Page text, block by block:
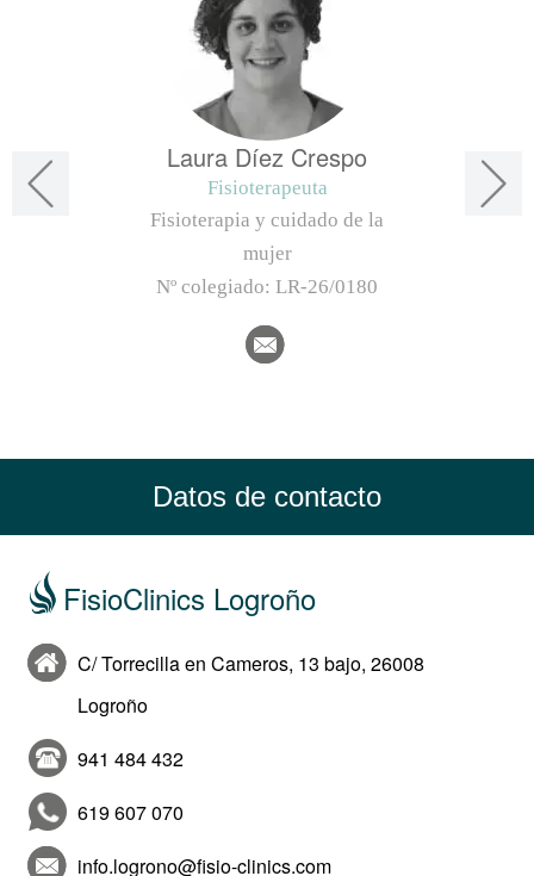
Laura Díez Crespo
Fisioterapeuta
Fisioterapia y cuidado de la
mujer
Nº colegiado: LR-26/0180
Datos de contacto
FisioClinics Logroño
C/ Torrecilla en Cameros, 13 bajo, 26008
Logroño
941 484 432
619 607 070
info.logrono@fisio-clinics.com